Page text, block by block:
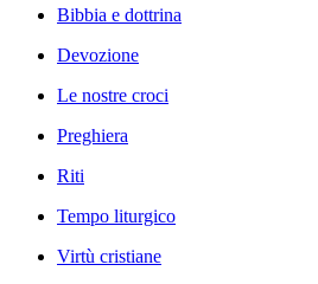
Bibbia e dottrina
Devozione
Le nostre croci
Preghiera
Riti
Tempo liturgico
Virtù cristiane